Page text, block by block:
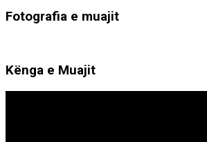
Fotografia e muajit
Kënga e Muajit